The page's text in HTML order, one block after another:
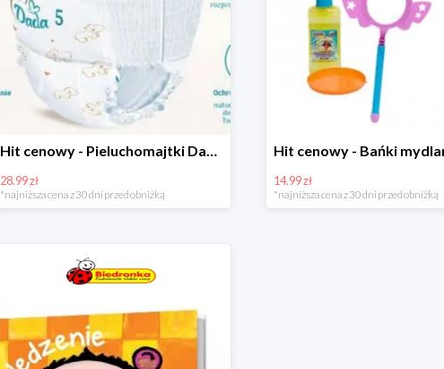
Hit cenowy - Pieluchomajtki Dada Pants
28.99 zł
*najniższa cena z 30 dni przed obniżką
14.99 zł
*najniższa cena z 30 dni przed obniżką